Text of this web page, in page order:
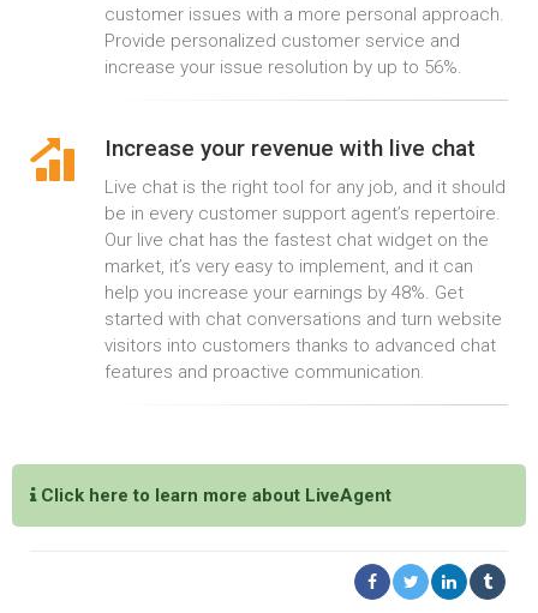
customer issues with a more personal approach.
Provide personalized customer service and
increase your issue resolution by up to 56%.
Increase your revenue with live chat
Live chat is the right tool for any job, and it should
be in every customer support agent’s repertoire.
Our live chat has the fastest chat widget on the
market, it’s very easy to implement, and it can
help you increase your earnings by 48%. Get
started with chat conversations and turn website
visitors into customers thanks to advanced chat
features and proactive communication.
Click here to learn more about LiveAgent